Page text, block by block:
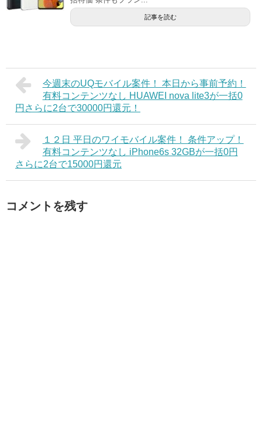
記事を読む
今週末のUQモバイル案件！ 本日から事前予約！
有料コンテンツなし HUAWEI nova lite3が一括0
円さらに2台で30000円還元！
１２日 平日のワイモバイル案件！ 条件アップ！
有料コンテンツなし iPhone6s 32GBが一括0円
さらに2台で15000円還元
コメントを残す